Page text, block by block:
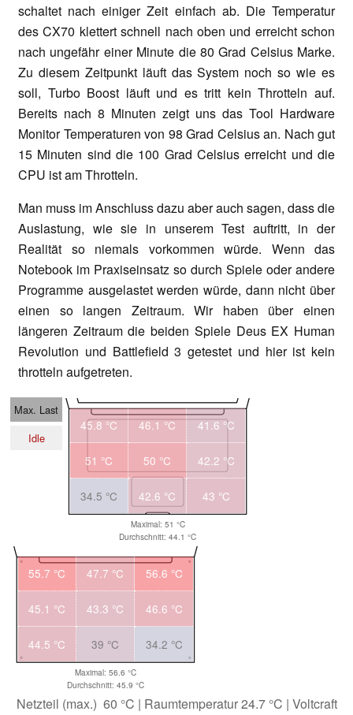
schaltet nach einiger Zeit einfach ab. Die Temperatur
des CX70 klettert schnell nach oben und erreicht schon
nach ungefähr einer Minute die 80 Grad Celsius Marke.
Zu diesem Zeitpunkt läuft das System noch so wie es
soll, Turbo Boost läuft und es tritt kein Throtteln auf.
Bereits nach 8 Minuten zeigt uns das Tool Hardware
Monitor Temperaturen von 98 Grad Celsius an. Nach gut
15 Minuten sind die 100 Grad Celsius erreicht und die
CPU ist am Throtteln.
Man muss im Anschluss dazu aber auch sagen, dass die
Auslastung, wie sie in unserem Test auftritt, in der
Realität so niemals vorkommen würde. Wenn das
Notebook im Praxiseinsatz so durch Spiele oder andere
Programme ausgelastet werden würde, dann nicht über
einen so langen Zeitraum. Wir haben über einen
längeren Zeitraum die beiden Spiele Deus EX Human
Revolution und Battlefield 3 getestet und hier ist kein
throtteln aufgetreten.
Max. Last
Idle
45.8 °C 46.1 °C 41.6 °C
51 °C 50 °C 42.2 °C
34.5 °C 42.6 °C 43 °C
Maximal: 51 °C
Durchschnitt: 44.1 °C
55.7 °C 47.7 °C 56.6 °C
45.1 °C 43.3 °C 46.6 °C
44.5 °C 39 °C 34.2 °C
Maximal: 56.6 °C
Durchschnitt: 45.9 °C
Netzteil (max.) 60 °C | Raumtemperatur 24.7 °C | Voltcraft